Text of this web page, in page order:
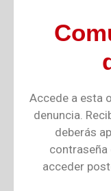
Accede a esta
denuncia.
deberás
contraseña
acceder